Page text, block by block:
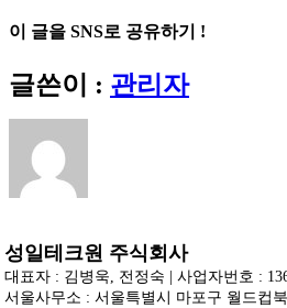
록
이 글을 SNS로 공유하기 !
Facebook
X
Reddit
LinkedIn
Tumblr
Pinterest
Vk
이
메
일
글쓴이 : 관리자
성일테크원 주식회사
대표자 : 김병욱, 전정숙 | 사업자번호 :
서울사무소 : 서울특별시 마포구 월드컵